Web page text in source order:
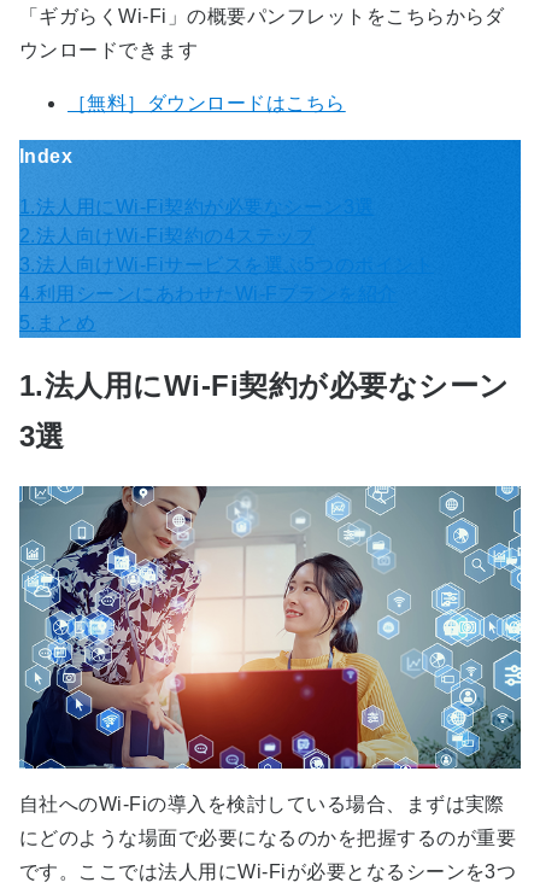
「ギガらくWi-Fi」の概要パンフレットをこちらからダ
ウンロードできます
［無料］ダウンロードはこちら
Index
1.法人用にWi-Fi契約が必要なシーン3選
2.法人向けWi-Fi契約の4ステップ
3.法人向けWi-Fiサービスを選ぶ5つのポイント
4.利用シーンにあわせたWi-Fプランを紹介
5.まとめ
1.法人用にWi-Fi契約が必要なシーン
3選
自社へのWi-Fiの導入を検討している場合、まずは実際
にどのような場面で必要になるのかを把握するのが重要
です。ここでは法人用にWi-Fiが必要となるシーンを3つ